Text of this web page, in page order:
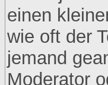
einen
wie oft der
jemand
Moderator